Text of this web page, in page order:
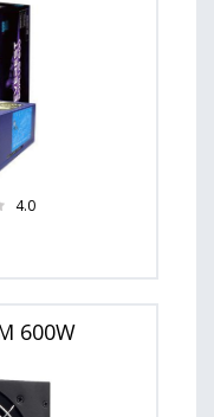
4.0
600W